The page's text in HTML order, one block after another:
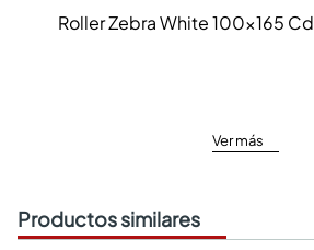
Roller Zebra White 100x165 Cd
Ver más
Productos similares